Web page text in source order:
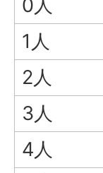
0人
1人
2人
3人
4人